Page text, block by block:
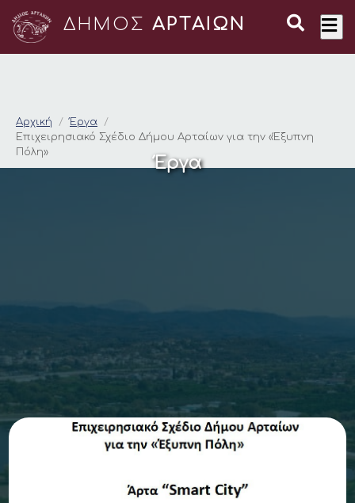
ΔΗΜΟΣ ΑΡΤΑΙΩΝ
Επιχειρησιακό
Αρχική
Έργα
Επιχειρησιακό Σχέδιο Δήμου Αρταίων για την «Έξυπνη
Πόλη»
Έργα